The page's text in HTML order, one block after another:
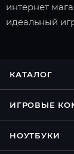
интернет
идеальный
КАТАЛОГ
ИГРОВЫЕ
НОУТБУКИ